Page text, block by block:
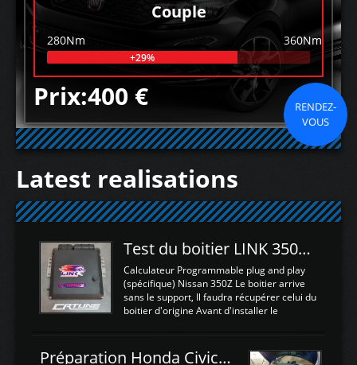
Couple
280Nm 360Nm
+29%
Prix:400 €
RENDEZ-
VOUS
Latest realisations
Test du boitier LINK 350Z Plugin ECU
Calculateur Programmable plug and play
(spécifique) Nissan 350Z Le boitier arrive
sans le support, Il faudra récupérer celui du
boitier d'origine Avant d'installer le
d'envoyer l'information de la large bande
Préparation Honda Civic Type R FK2